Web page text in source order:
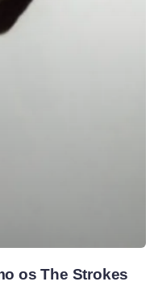
os The Strokes